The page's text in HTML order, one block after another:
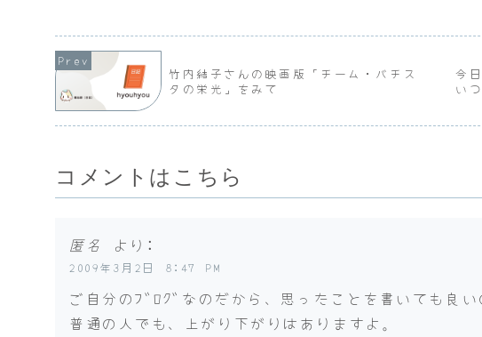
竹内結子さんの映画版「チーム・バチス
タの栄光」をみて
今
い
コメントはこちら
匿名 より:
2009年3月2日 8:47 PM
ご自分のﾌﾞﾛｸﾞなのだから、思ったことを書いても良い
普通の人でも、上がり下がりはありますよ。